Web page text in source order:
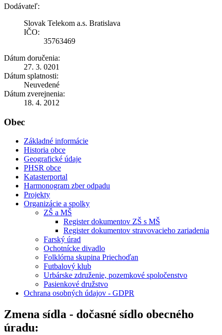
Dodávateľ:
Slovak Telekom a.s. Bratislava
IČO:
35763469
Dátum doručenia:
27. 3. 0201
Dátum splatnosti:
Neuvedené
Dátum zverejnenia:
18. 4. 2012
Obec
Základné informácie
Historia obce
Geografické údaje
PHSR obce
Katasterportal
Harmonogram zber odpadu
Projekty
Organizácie a spolky
ZŠ a MŠ
Register dokumentov ZŠ s MŠ
Register dokumentov stravovacieho zariadenia
Farský úrad
Ochotnícke divadlo
Folklórna skupina Priechoďan
Futbalový klub
Urbárske združenie, pozemkové spoločenstvo
Pasienkové družstvo
Ochrana osobných údajov - GDPR
Zmena sídla - dočasné sídlo obecného
úradu: